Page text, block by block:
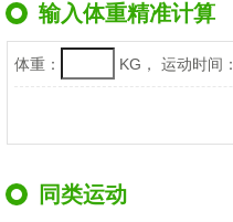
输入体重精准计算
体重： KG， 运动时间：
同类运动